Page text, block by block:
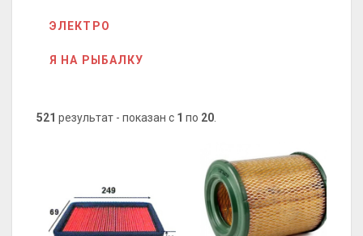
ЭЛЕКТРО
Я НА РЫБАЛКУ
521 результат - показан с 1 по 20